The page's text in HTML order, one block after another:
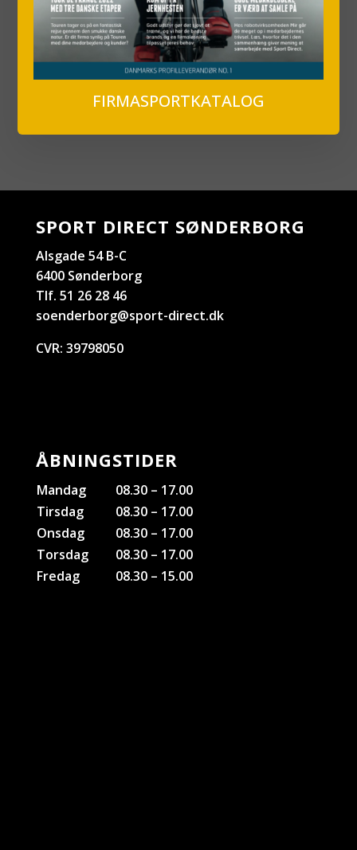
FIRMASPORTKATALOG
SPORT DIRECT SØNDERBORG
Alsgade 54 B-C
6400 Sønderborg
Tlf. 51 26 28 46
soenderborg@sport-direct.dk
CVR: 39798050
ÅBNINGSTIDER
Mandag
08.30 – 17.00
Tirsdag
08.30 – 17.00
Onsdag
08.30 – 17.00
Torsdag
08.30 – 17.00
Fredag
08.30 – 15.00